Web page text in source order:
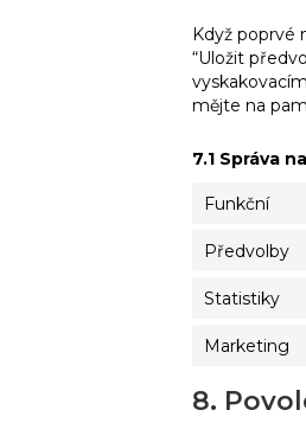
Když poprvé
“Uložit
mějte na
7.1 Správa
Funkční
Předvolby
Statistiky
Marketing
8.